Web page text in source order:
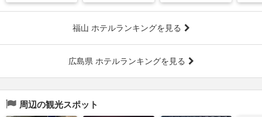
福山 ホテルランキングを見る
広島県 ホテルランキングを見る
周辺の観光スポット